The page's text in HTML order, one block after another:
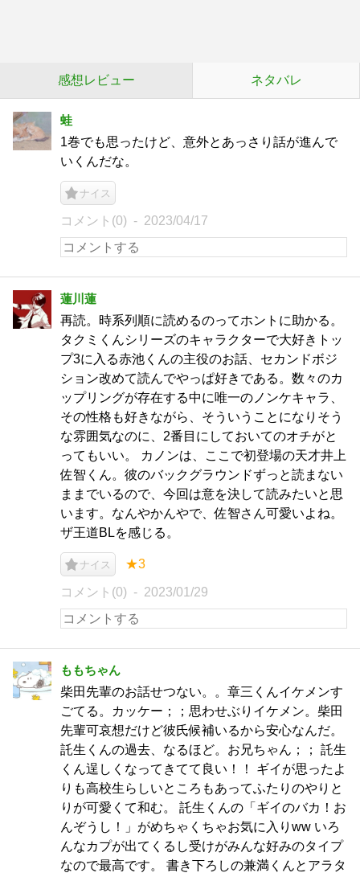
感想レビュー ネタバレ
蛙
1巻でも思ったけど、意外とあっさり話が進んで
いくんだな。
ナイス
コメント(0) 2023/04/17
蓮川蓮
再読。時系列順に読めるのってホントに助かる。
タクミくんシリーズのキャラクターで大好きトッ
プ3に入る赤池くんの主役のお話、セカンドボジ
ション改めて読んでやっぱ好きである。数々のカ
ップリングが存在する中に唯一のノンケキャラ、
その性格も好きながら、そういうことになりそう
な雰囲気なのに、2番目にしておいてのオチがと
ってもいい。 カノンは、ここで初登場の天才井上
佐智くん。彼のバックグラウンドずっと読まない
ままでいるので、今回は意を決して読みたいと思
います。なんやかんやで、佐智さん可愛いよね。
ザ王道BLを感じる。
ナイス ★3
コメント(0) 2023/01/29
ももちゃん
柴田先輩のお話せつない。。章三くんイケメンす
ごてる。カッケー；；思わせぶりイケメン。柴田
先輩可哀想だけど彼氏候補いるから安心なんだ。
託生くんの過去、なるほど。お兄ちゃん；； 託生
くん逞しくなってきてて良い！！ ギイが思ったよ
りも高校生らしいところもあってふたりのやりと
りが可愛くて和む。 託生くんの「ギイのバカ！お
んぞうし！」がめちゃくちゃお気に入りww いろ
んなカプが出てくるし受けがみんな好みのタイプ
なので最高です。 書き下ろしの兼満くんとアラタ